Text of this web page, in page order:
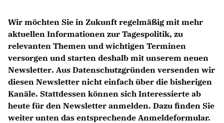
IM EUROPÄISCHEN PARLAMENT
NEWSLETTER ABONNIEREN
BILDER
PROGRAMME
WICHTIGE BESCHLÜSSE DER CDU BRANDENBURG
75 JAHRE CDU BRANDENBURG
PRESSE
Wir möchten Sie in Zukunft regelmäßig mit mehr
aktuellen Informationen zur Tagespolitik, zu
relevanten Themen und wichtigen Terminen
versorgen und starten deshalb mit unserem neuen
Newsletter. Aus Datenschutzgründen versenden wir
diesen Newsletter nicht einfach über die bisherigen
Kanäle. Stattdessen können sich Interessierte ab
heute für den Newsletter anmelden. Dazu finden Sie
weiter unten das entsprechende Anmeldeformular.